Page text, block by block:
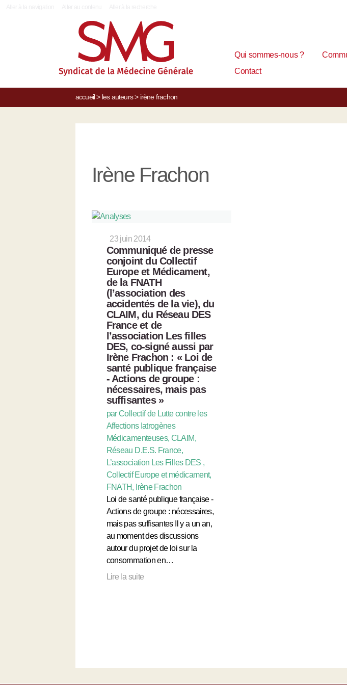
Qui sommes-nous ?
Contact
accueil> les auteurs> irène frachon
Irène Frachon
23 juin 2014
Communiqué de presse
conjoint du Collectif
Europe et Médicament,
de la FNATH
(l’association des
accidentés de la vie), du
CLAIM, du Réseau DES
France et de
l’association Les filles
DES, co-signé aussi par
Irène Frachon : « Loi de
santé publique française
- Actions de groupe :
nécessaires, mais pas
suffisantes »
par Collectif de Lutte contre les
Affections Iatrogènes
Médicamenteuses, CLAIM,
Réseau D.E.S. France,
L’association Les Filles DES ,
Collectif Europe et médicament,
FNATH, Irène Frachon
Loi de santé publique française -
Actions de groupe : nécessaires,
mais pas suffisantes Il y a un an,
au moment des discussions
autour du projet de loi sur la
consommation en…
Lire la suite